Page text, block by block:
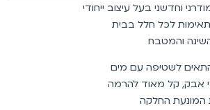
וחדשני בעל עיצוב ייחודי
לכל חלל בבית
והמטבח
התאים לשטיפה עם מים
אבק, קל מאוד להרמה
המונעת החלקה